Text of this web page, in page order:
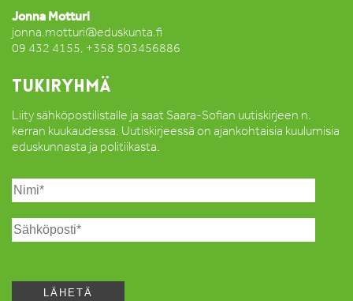
Jonna Motturi
jonna.motturi@eduskunta.fi
09 432 4155, +358 503456886
TUKIRYHMÄ
Liity sähköpostilistalle ja saat Saara-Sofian uutiskirjeen n.
kerran kuukaudessa. Uutiskirjeessä on ajankohtaisia kuulumisia
eduskunnasta ja politiikasta.